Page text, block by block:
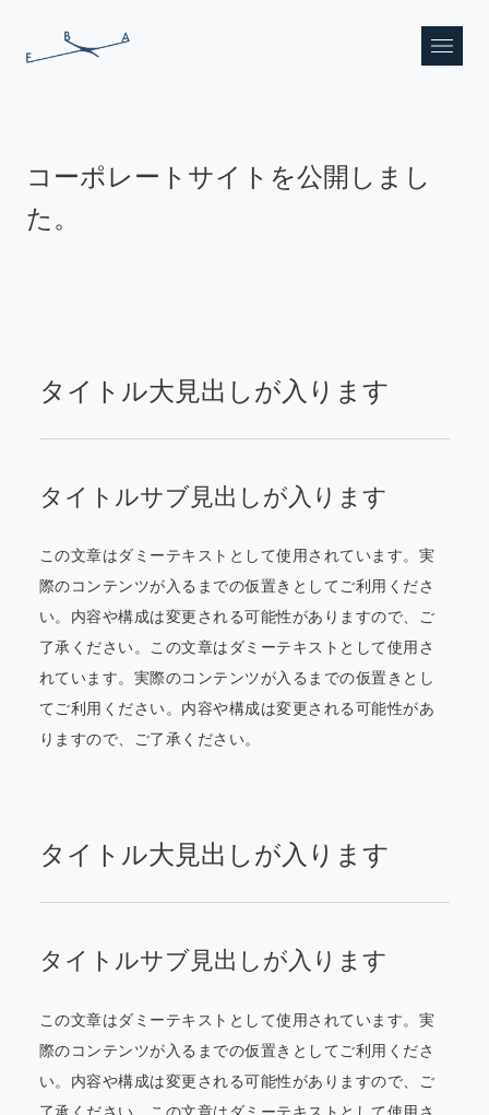
コーポレートサイトを公開しまし
た。
タイトル大見出しが入ります
タイトルサブ見出しが入ります
この文章はダミーテキストとして使用されています。実
際のコンテンツが入るまでの仮置きとしてご利用くださ
い。内容や構成は変更される可能性がありますので、ご
了承ください。この文章はダミーテキストとして使用さ
れています。実際のコンテンツが入るまでの仮置きとし
てご利用ください。内容や構成は変更される可能性があ
りますので、ご了承ください。
タイトル大見出しが入ります
タイトルサブ見出しが入ります
この文章はダミーテキストとして使用されています。実
際のコンテンツが入るまでの仮置きとしてご利用くださ
い。内容や構成は変更される可能性がありますので、ご